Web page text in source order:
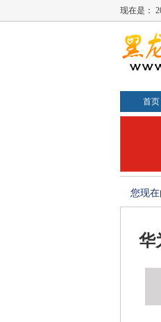
现在是：
首页
您现
华